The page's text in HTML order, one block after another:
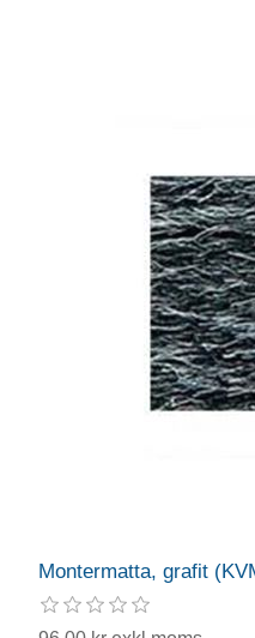
Montermatta, grafit